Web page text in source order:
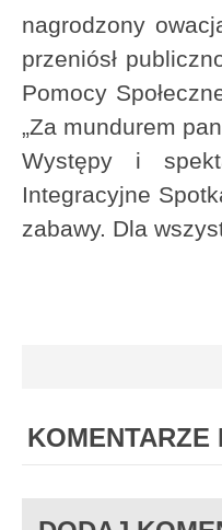
nagrodzony
przeniósł
Pomocy
„Za mundurem
Występy i
Integracyjne
zabawy. Dla
KOMENTARZE